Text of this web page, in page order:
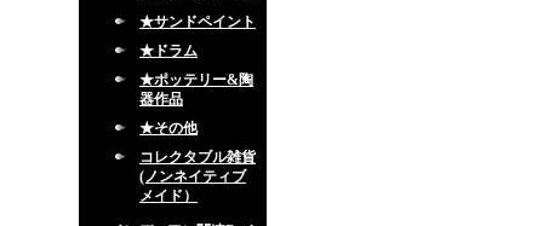
★サンドペイント
★ドラム
★ポッテリー&陶
器作品
★その他
コレクタブル雑貨
(ノンネイティブ
メイド）